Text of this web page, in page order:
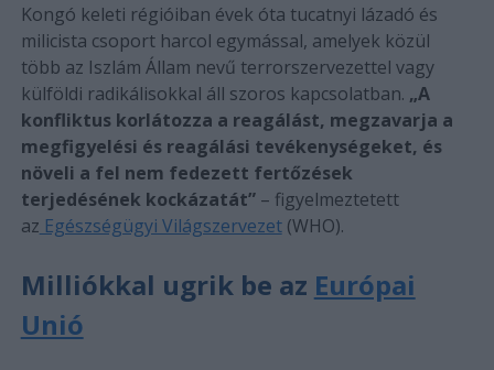
Kongó keleti régióiban évek óta tucatnyi lázadó és
milicista csoport harcol egymással, amelyek közül
több az Iszlám Állam nevű terrorszervezettel vagy
külföldi radikálisokkal áll szoros kapcsolatban. „A
konfliktus korlátozza a reagálást, megzavarja a
megfigyelési és reagálási tevékenységeket, és
növeli a fel nem fedezett fertőzések
terjedésének kockázatát”– figyelmeztetett
az Egészségügyi Világszervezet(WHO).
Milliókkal ugrik be az Európai
Unió